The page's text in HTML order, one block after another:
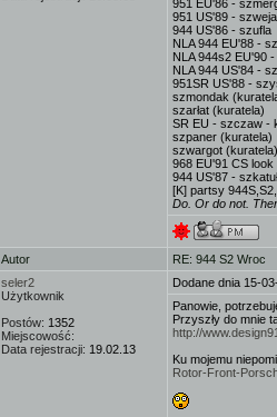
951 EU'86 -
951 US'89 - szweja
944 US'86 - szufla
NLA 944 EU'88 -
NLA 944s2 EU'90
NLA 944 US'84 -
951SR US'88 -
szmondak
szarłat (kuratela)
SR EU - szczaw -
szpaner (kuratela)
szwargot (kuratela)
968 EU'91 CS
944 US'87 -
[K] partsy
Do. Or do not.
Autor
RE: 944 S2 Wroc
seler2
Użytkownik
Postów: 1352
Miejscowość:
Data rejestracji: 19.02.13
Dodane dnia 15-
Panowie,
Przyszły do mnie
http://
Ku mojemu
Rotor-Front-